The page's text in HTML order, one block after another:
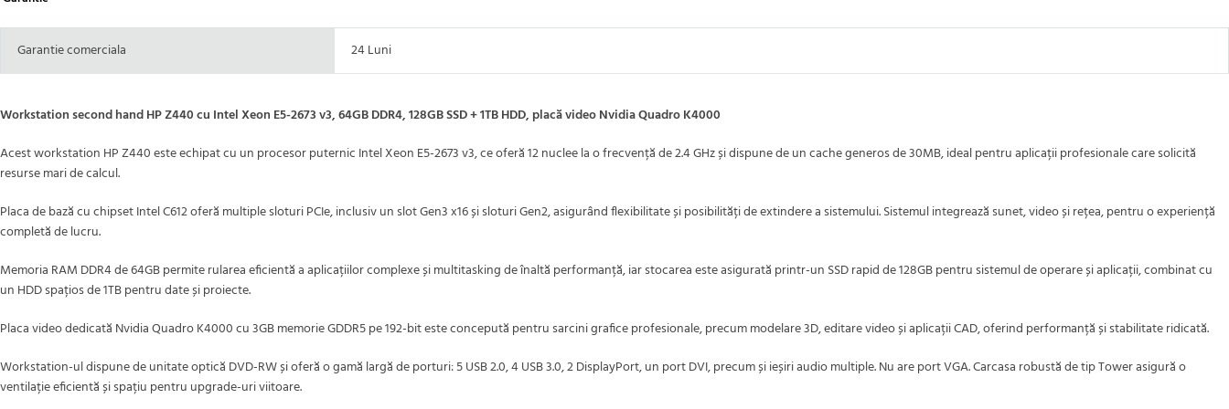
Garantie comerciala 24 Luni
Workstation second hand HP Z440 cu Intel Xeon E5-2673 v3, 64GB DDR4, 128GB SSD + 1TB HDD, placă video Nvidia Quadro K4000
Acest workstation HP Z440 este echipat cu un procesor puternic Intel Xeon E5-2673 v3, ce oferă 12 nuclee la o frecvență de 2.4 GHz și dispune de un cache generos de 30MB, ideal pentru aplicații profesionale care solicită
resurse mari de calcul.
Placa de bază cu chipset Intel C612 oferă multiple sloturi PCIe, inclusiv un slot Gen3 x16 și sloturi Gen2, asigurând flexibilitate și posibilități de extindere a sistemului. Sistemul integrează sunet, video și rețea, pentru o experiență
completă de lucru.
Memoria RAM DDR4 de 64GB permite rularea eficientă a aplicațiilor complexe și multitasking de înaltă performanță, iar stocarea este asigurată printr-un SSD rapid de 128GB pentru sistemul de operare și aplicații, combinat cu
un HDD spațios de 1TB pentru date și proiecte.
Placa video dedicată Nvidia Quadro K4000 cu 3GB memorie GDDR5 pe 192-bit este concepută pentru sarcini grafice profesionale, precum modelare 3D, editare video și aplicații CAD, oferind performanță și stabilitate ridicată.
Workstation-ul dispune de unitate optică DVD-RW și oferă o gamă largă de porturi: 5 USB 2.0, 4 USB 3.0, 2 DisplayPort, un port DVI, precum și ieșiri audio multiple. Nu are port VGA. Carcasa robustă de tip Tower asigură o
ventilație eficientă și spațiu pentru upgrade-uri viitoare.